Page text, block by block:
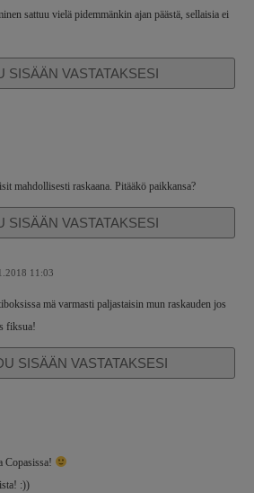
sattuu vielä pidemmänkin ajan päästä, sellaisia ei
SISÄÄN VASTATAKSESI
mahdollisesti raskaana. Pitääkö paikkansa?
SISÄÄN VASTATAKSESI
11:03
mä varmasti paljastaisin mun raskauden jos
fiksua!
SISÄÄN VASTATAKSESI
Copasissa!
:))